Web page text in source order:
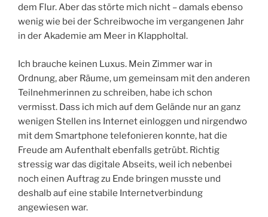
dem Flur. Aber das störte mich nicht – damals ebenso
wenig wie bei der Schreibwoche im vergangenen Jahr
in der Akademie am Meer in Klappholtal.
Ich brauche keinen Luxus. Mein Zimmer war in
Ordnung, aber Räume, um gemeinsam mit den anderen
Teilnehmerinnen zu schreiben, habe ich schon
vermisst. Dass ich mich auf dem Gelände nur an ganz
wenigen Stellen ins Internet einloggen und nirgendwo
mit dem Smartphone telefonieren konnte, hat die
Freude am Aufenthalt ebenfalls getrübt. Richtig
stressig war das digitale Abseits, weil ich nebenbei
noch einen Auftrag zu Ende bringen musste und
deshalb auf eine stabile Internetverbindung
angewiesen war.